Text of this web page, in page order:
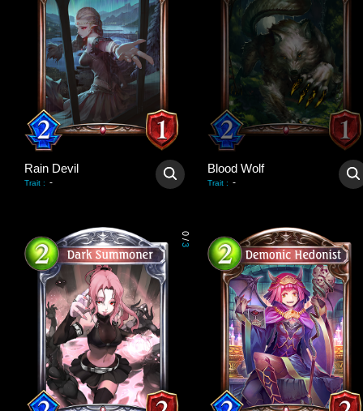
Rain Devil
Trait : -
Blood Wolf
Trait : -
0
/
3